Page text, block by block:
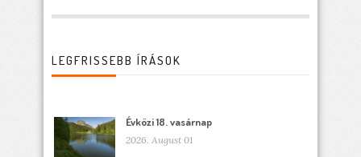
LEGFRISSEBB ÍRÁSOK
Évközi 18. vasárnap
2026. August 01